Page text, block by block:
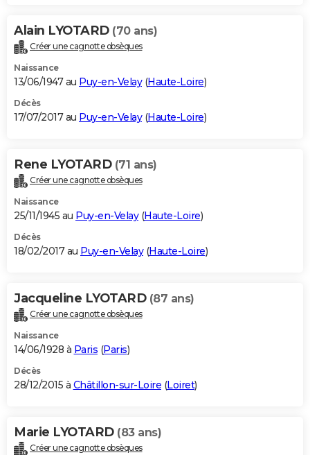
Alain LYOTARD (70 ans)
Créer une cagnotte obsèques
Naissance
13/06/1947 au Puy-en-Velay(Haute-Loire)
Décès
17/07/2017 au Puy-en-Velay(Haute-Loire)
Rene LYOTARD (71 ans)
Créer une cagnotte obsèques
Naissance
25/11/1945 au Puy-en-Velay(Haute-Loire)
Décès
18/02/2017 au Puy-en-Velay(Haute-Loire)
Jacqueline LYOTARD (87 ans)
Créer une cagnotte obsèques
Naissance
14/06/1928 à Paris (Paris)
Décès
28/12/2015 à Châtillon-sur-Loire (Loiret)
Marie LYOTARD (83 ans)
Créer une cagnotte obsèques